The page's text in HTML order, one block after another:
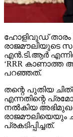
ഹോളിവുഡ്
രാജമൗലിയുടെ
എന്‍.ടി.ആര്‍
‘RRR കാണാത്ത
പറഞ്ഞത്.
തന്റെ പുതിയ
എന്നതിന്റെ
നല്‍കിയ
രാജമൗലിയെയും
പ്രകടിപ്പിച്ചത്.